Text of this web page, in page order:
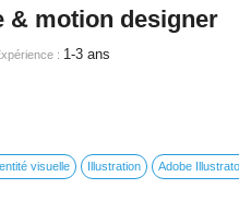
& motion designer
: 1-3 ans
visuelle Illustration Adobe